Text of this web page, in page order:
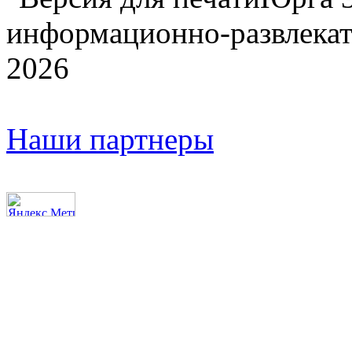
информационно-
2026
Наши партнеры